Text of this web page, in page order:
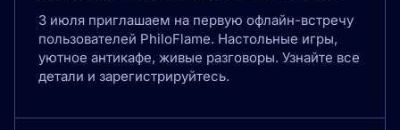
3 июля приглашаем на первую офлайн-встречу
пользователей PhiloFlame. Настольные игры,
уютное антикафе, живые разговоры. Узнайте все
детали и зарегистрируйтесь.